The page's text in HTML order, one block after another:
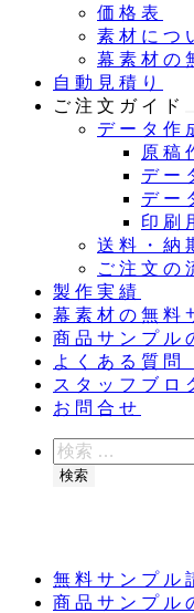
価格表
素材につ
幕素材の
自動見積り
ご注文ガイド
データ作
原稿
デー
デー
印刷
送料・納
ご注文の
製作実績
幕素材の無料
商品サンプル
よくある質問
スタッフブロ
お問合せ
検
索
検索
無料サンプル
商品サンプル